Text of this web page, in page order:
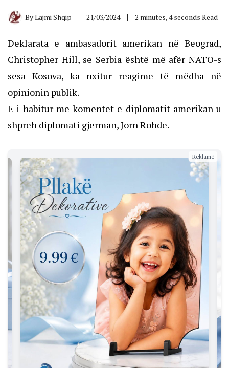
ByLajmi Shqip 21/03/2024 2 minutes, 4 seconds Read
Deklarata e ambasadorit amerikan në Beograd,
Christopher Hill, se Serbia është më afër NATO-s
sesa Kosova, ka nxitur reagime të mëdha në
opinionin publik.
E i habitur me komentet e diplomatit amerikan u
shpreh diplomati gjerman, Jorn Rohde.
Reklamë